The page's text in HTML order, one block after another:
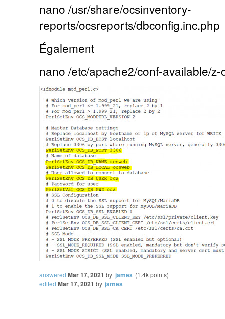
nano /usr/share/ocsinventory-
reports/ocsreports/dbconfig.inc.php
Également
nano /etc/apache2/conf-available/
answered Mar 17, 2021 by james (1.4kpoints)
edited Mar 17, 2021 by james